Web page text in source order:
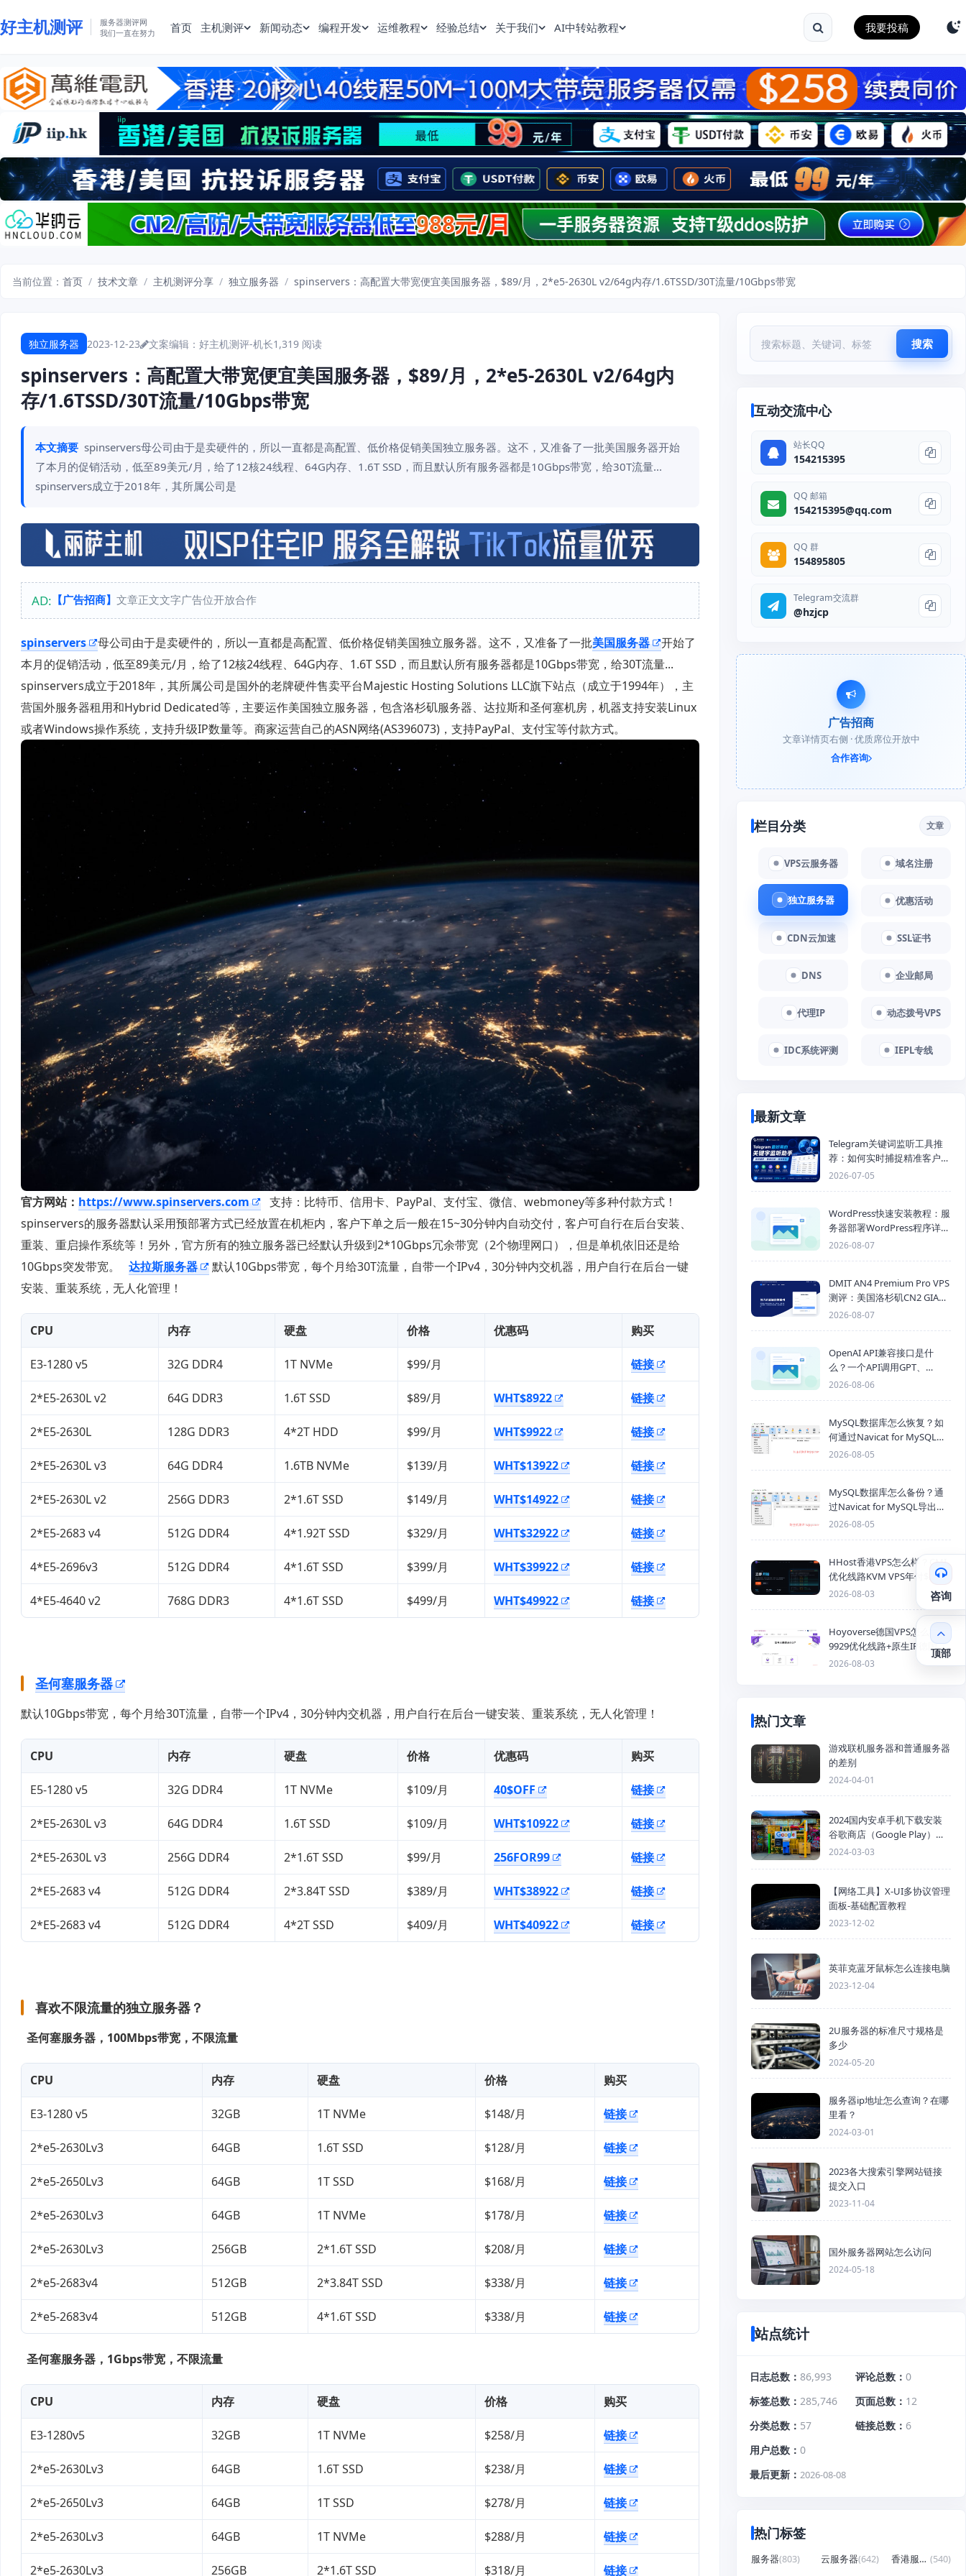
好主机测评
服务器测评网
我们一直在努力
首页 主机测评 新闻动态 编程开发 运维教程 经验总结 关于我们 AI中转站教程 我要投稿
当前位置： 首页 / 技术文章 / 主机测评分享 / 独立服务器 / spinservers：高配置大带宽便宜美国服务器，$89/月，2*e5-2630L v2/64g内存/1.6TSSD/30T流量/10Gbps带宽
独立服务器 2023-12-23 文案编辑：好主机测评-机长1,319 阅读
spinservers：高配置大带宽便宜美国服务器，$89/月，2*e5-2630L v2/64g内
存/1.6TSSD/30T流量/10Gbps带宽
本文摘要 spinservers母公司由于是卖硬件的，所以一直都是高配置、低价格促销美国独立服务器。这不，又准备了一批美国服务器开始
了本月的促销活动，低至89美元/月，给了12核24线程、64G内存、1.6T SSD，而且默认所有服务器都是10Gbps带宽，给30T流量...
spinservers成立于2018年，其所属公司是
AD: 【广告招商】 文章正文文字广告位开放合作
spinservers 母公司由于是卖硬件的，所以一直都是高配置、低价格促销美国独立服务器。这不，又准备了一批美国服务器
开始了
本月的促销活动，低至89美元/月，给了12核24线程、64G内存、1.6T SSD，而且默认所有服务器都是10Gbps带宽，给30T流量...
spinservers成立于2018年，其所属公司是国外的老牌硬件售卖平台Majestic Hosting Solutions LLC旗下站点（成立于1994年），主
营国外服务器租用和Hybrid Dedicated等，主要运作美国独立服务器，包含洛杉矶服务器、达拉斯和圣何塞机房，机器支持安装Linux
或者Windows操作系统，支持升级IP数量等。商家运营自己的ASN网络(AS396073)，支持PayPal、支付宝等付款方式。
官方网站： https://www.spinservers.com
支持：比特币、信用卡、PayPal、支付宝、微信、webmoney等多种付款方式！
spinservers的服务器默认采用预部署方式已经放置在机柜内，客户下单之后一般在15~30分钟内自动交付，客户可自行在后台安装、
重装、重启操作系统等！另外，官方所有的独立服务器已经默认升级到2*10Gbps冗余带宽（2个物理网口），但是单机依旧还是给
10Gbps突发带宽。 达拉斯服务器
默认10Gbps带宽，每个月给30T流量，自带一个IPv4，30分钟内交机器，用户自行在后台一键
安装、重装系统，无人化管理！
CPU 内存 硬盘 价格 优惠码 购买
E3-1280 v5 32G DDR4 1T NVMe $99/月 链接
2*E5-2630L v2 64G DDR3 1.6T SSD $89/月 WHT$8922 链接
2*E5-2630L 128G DDR3 4*2T HDD $99/月 WHT$9922 链接
2*E5-2630L v3 64G DDR4 1.6TB NVMe $139/月 WHT$13922 链接
2*E5-2630L v2 256G DDR3 2*1.6T SSD $149/月 WHT$14922 链接
2*E5-2683 v4 512G DDR4 4*1.92T SSD $329/月 WHT$32922 链接
4*E5-2696v3 512G DDR4 4*1.6T SSD $399/月 WHT$39922 链接
4*E5-4640 v2 768G DDR3 4*1.6T SSD $499/月 WHT$49922 链接
圣何塞服务器
默认10Gbps带宽，每个月给30T流量，自带一个IPv4，30分钟内交机器，用户自行在后台一键安装、重装系统，无人化管理！
CPU 内存 硬盘 价格 优惠码 购买
E5-1280 v5 32G DDR4 1T NVMe $109/月 40$OFF 链接
2*E5-2630L v3 64G DDR4 1.6T SSD $109/月 WHT$10922 链接
2*E5-2630L v3 256G DDR4 2*1.6T SSD $99/月 256FOR99 链接
2*E5-2683 v4 512G DDR4 2*3.84T SSD $389/月 WHT$38922 链接
2*E5-2683 v4 512G DDR4 4*2T SSD $409/月 WHT$40922 链接
喜欢不限流量的独立服务器？
圣何塞服务器，100Mbps带宽，不限流量
CPU 内存 硬盘 价格 购买
E3-1280 v5 32GB 1T NVMe $148/月 链接
2*e5-2630Lv3 64GB 1.6T SSD $128/月 链接
2*e5-2650Lv3 64GB 1T SSD $168/月 链接
2*e5-2630Lv3 64GB 1T NVMe $178/月 链接
2*e5-2630Lv3 256GB 2*1.6T SSD $208/月 链接
2*e5-2683v4 512GB 2*3.84T SSD $338/月 链接
2*e5-2683v4 512GB 4*1.6T SSD $338/月 链接
圣何塞服务器，1Gbps带宽，不限流量
CPU 内存 硬盘 价格 购买
E3-1280v5 32GB 1T NVMe $258/月 链接
2*e5-2630Lv3 64GB 1.6T SSD $238/月 链接
2*e5-2650Lv3 64GB 1T SSD $278/月 链接
2*e5-2630Lv3 64GB 1T NVMe $288/月 链接
2*e5-2630Lv3 256GB 2*1.6T SSD $318/月 链接
搜索
互动交流中心
站长QQ
154215395
QQ 邮箱
154215395@qq.com
QQ 群
154895805
Telegram交流群
@hzjcp
广告招商
文章详情页右侧 · 优质席位开放中
合作咨询
栏目分类 文章
VPS云服务器 域名注册
独立服务器 优惠活动
CDN云加速 SSL证书
DNS 企业邮局
代理IP 动态拨号VPS
IDC系统评测 IEPL专线
最新文章
Telegram关键词监听工具推
荐：如何实时捕捉精准客户，
提高获客效率？
2026-07-05
WordPress快速安装教程：服
务器部署WordPress程序详细
步骤
2026-08-07
DMIT AN4 Premium Pro VPS
测评：美国洛杉矶CN2 GIA三
网优化线路性能测试
2026-08-07
OpenAI API兼容接口是什
么？一个API调用GPT、
Claude、Gemini、DeepSeek
2026-08-06
MySQL数据库怎么恢复？如
何通过Navicat for MySQL导
入SQL备份文件
2026-08-05
MySQL数据库怎么备份？通
过Navicat for MySQL导出
Mysql数据库为SQL格式备份
2026-08-05
HHost香港VPS怎么样？CMI
优化线路KVM VPS年付$25
起，4GB内存优惠套餐
2026-08-03
Hoyoverse德国VPS怎么样？
9929优化线路+原生IP德国
KVM VPS推荐
2026-08-03
热门文章
游戏联机服务器和普通服务器
的差别
2024-04-01
2024国内安卓手机下载安装
谷歌商店（Google Play）详
细步骤
2024-03-03
【网络工具】X-UI多协议管理
面板-基础配置教程
2023-12-02
英菲克蓝牙鼠标怎么连接电脑
2023-12-04
2U服务器的标准尺寸规格是
多少
2024-05-20
服务器ip地址怎么查询？在哪
里看？
2024-03-01
2023各大搜索引擎网站链接
提交入口
2023-11-04
国外服务器网站怎么访问
2024-05-18
站点统计
日志总数 86,993 评论总数
0
标签总数
285,746 页面总数
12
分类总数
57 链接总数
6
用户总数
0
最后更新
2026-08-08
热门标签
服务器(803) 云服务器(642) 香港服务器 (540)
咨询
顶部